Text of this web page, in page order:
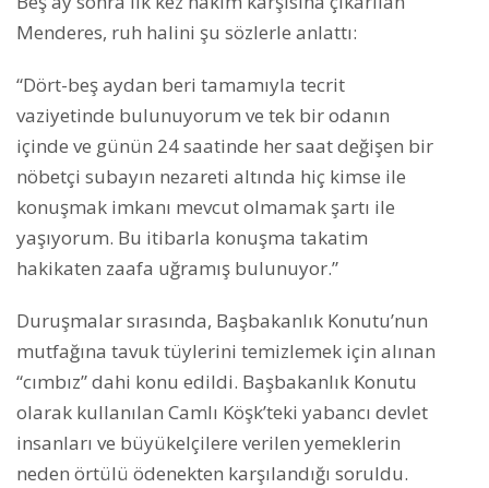
Menderes, ruh halini şu sözlerle anlattı:
“Dört-beş aydan beri tamamıyla tecrit
vaziyetinde bulunuyorum ve tek bir odanın
içinde ve günün 24 saatinde her saat değişen bir
nöbetçi subayın nezareti altında hiç kimse ile
konuşmak imkanı mevcut olmamak şartı ile
yaşıyorum. Bu itibarla konuşma takatim
hakikaten zaafa uğramış bulunuyor.”
Duruşmalar sırasında, Başbakanlık Konutu’nun
mutfağına tavuk tüylerini temizlemek için alınan
“cımbız” dahi konu edildi. Başbakanlık Konutu
olarak kullanılan Camlı Köşk’teki yabancı devlet
insanları ve büyükelçilere verilen yemeklerin
neden örtülü ödenekten karşılandığı soruldu.